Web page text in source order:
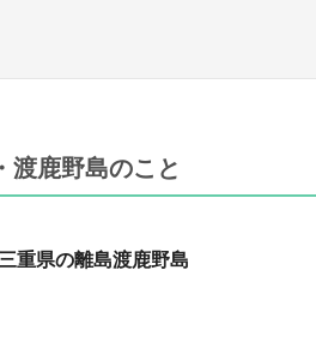
渡鹿野島のこと
三重県の離島渡鹿野島